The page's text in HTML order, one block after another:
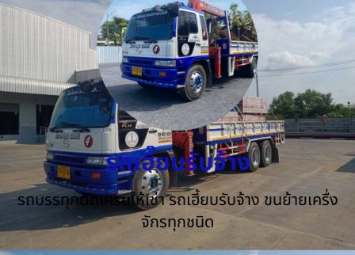
รถเฮี๊ยบรับจ้าง
รถบรรทุกติดเครนให้เช่า รถเฮี้ยบรับจ้าง ขนย้ายเครื่ง
จักรทุกชนิด